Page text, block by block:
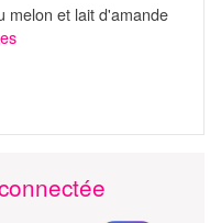
melon et lait d'amande